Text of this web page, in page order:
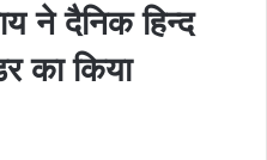
ने दैनिक हिन्द
का किया